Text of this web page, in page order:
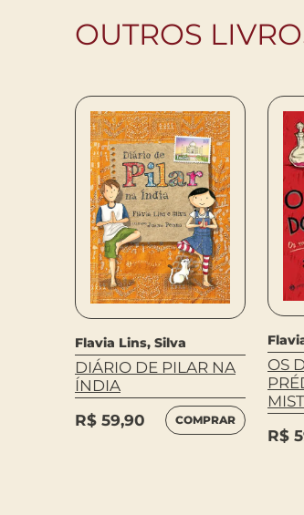
OUTROS
Flavia Lins, Silva
DIÁRIO DE PILAR NA
ÍNDIA
R$ 59,90 COMPRAR
OS
R$